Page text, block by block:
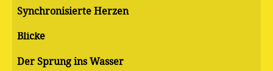
Synchronisierte Herzen
Blicke
Der Sprung ins Wasser